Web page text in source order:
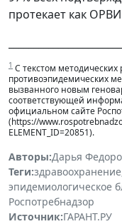
протекает как
1 С текстом
противоэпидемических
вызванного новым
соответствующей
официальном сайте
(https://
ELEMENT_ID=20851).
Авторы:Дарья
Теги:здравоохранение
эпидемиологическое
Роспотребнадзор
Источник:ГАРАНТ.РУ